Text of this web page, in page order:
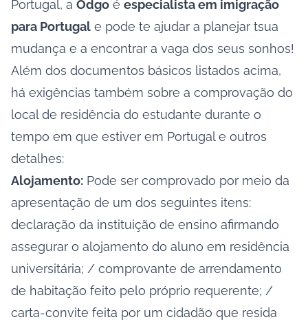
Portugal, a Odgo é especialista em imigração
para Portugal e pode te ajudar a planejar tsua
mudança e a encontrar a vaga dos seus sonhos!
Além dos documentos básicos listados acima,
há exigências também sobre a comprovação do
local de residência do estudante durante o
tempo em que estiver em Portugal e outros
detalhes:
Alojamento: Pode ser comprovado por meio da
apresentação de um dos seguintes itens:
declaração da instituição de ensino afirmando
assegurar o alojamento do aluno em residência
universitária; / comprovante de arrendamento
de habitação feito pelo próprio requerente; /
carta-convite feita por um cidadão que resida